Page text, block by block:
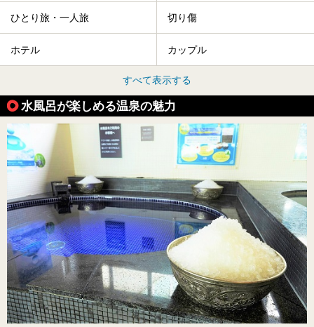
ひとり旅・一人旅 切り傷
ホテル カップル
すべて表示する
水風呂が楽しめる温泉の魅力